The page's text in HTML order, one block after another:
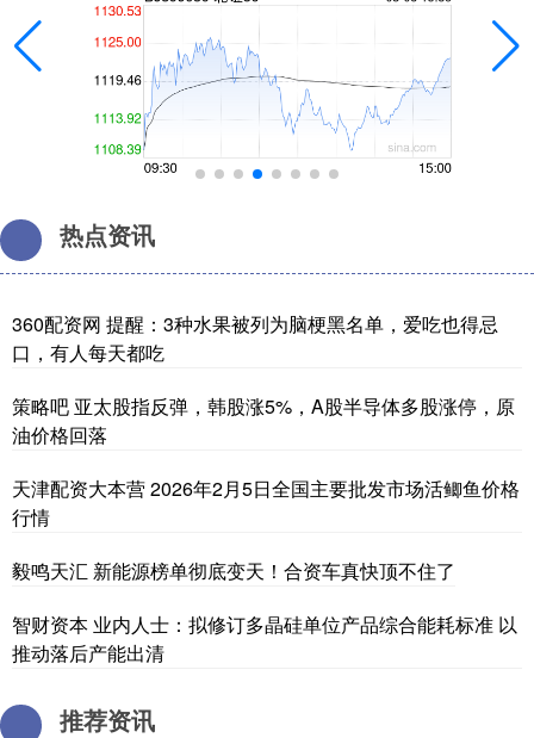
热点资讯
360配资网 提醒：3种水果被列为脑梗黑名单，爱吃也得忌
口，有人每天都吃
策略吧 亚太股指反弹，韩股涨5%，A股半导体多股涨停，原
油价格回落
天津配资大本营 2026年2月5日全国主要批发市场活鲫鱼价格
行情
毅鸣天汇 新能源榜单彻底变天！合资车真快顶不住了
智财资本 业内人士：拟修订多晶硅单位产品综合能耗标准 以
推动落后产能出清
推荐资讯